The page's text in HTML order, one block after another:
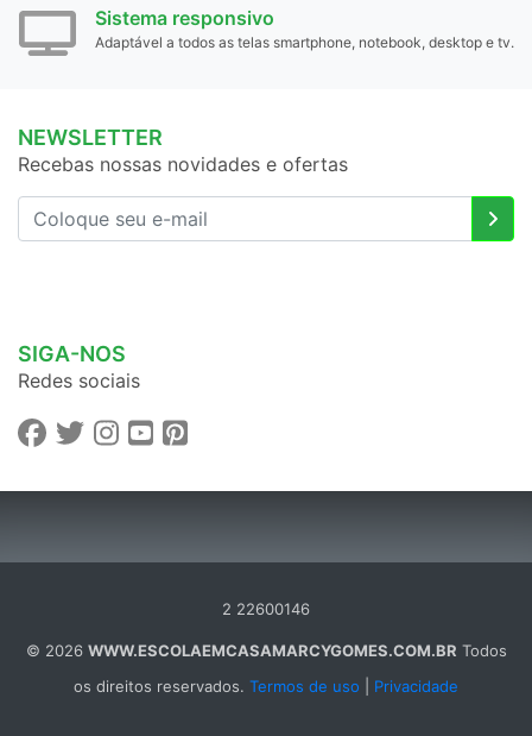
Sistema responsivo
Adaptável a todos as telas smartphone, notebook, desktop e tv.
NEWSLETTER
Recebas nossas novidades e ofertas
SIGA-NOS
Redes sociais
2 22600146
© 2026 WWW.ESCOLAEMCASAMARCYGOMES.COM.BR Todos
os direitos reservados. Termos de uso Privacidade